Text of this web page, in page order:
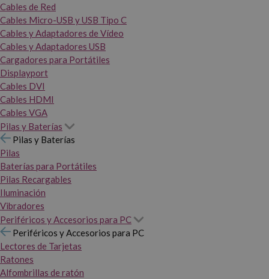
Cables de Red
Cables Micro-USB y USB Tipo C
Cables y Adaptadores de Vídeo
Cables y Adaptadores USB
Cargadores para Portátiles
Displayport
Cables DVI
Cables HDMI
Cables VGA
Pilas y Baterías
Pilas y Baterías
Pilas
Baterías para Portátiles
Pilas Recargables
Iluminación
Vibradores
Periféricos y Accesorios para PC
Periféricos y Accesorios para PC
Lectores de Tarjetas
Ratones
Alfombrillas de ratón